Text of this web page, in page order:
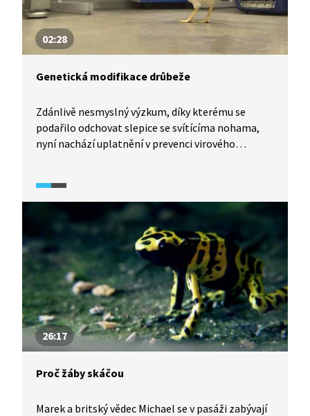
02:28
Genetická modifikace drůbeže
Zdánlivě nesmyslný výzkum, díky kterému se
podařilo odchovat slepice se svítícíma nohama,
nyní nachází uplatnění v prevenci virového
vede k rezistenci kmene vůči ptačí leukóze. V EU
zatím není možné geneticky modifikované
organismy konzumovat, své místo ale možná již
brzy slepice naleznou např. ve Vietnamu či Číně.
26:17
Proč žáby skáčou
Marek a britský vědec Michael se v pasáži zabývají